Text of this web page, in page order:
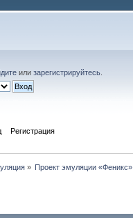
или зарегистрируйтесь.
Регистрация
» Проект эмуляции